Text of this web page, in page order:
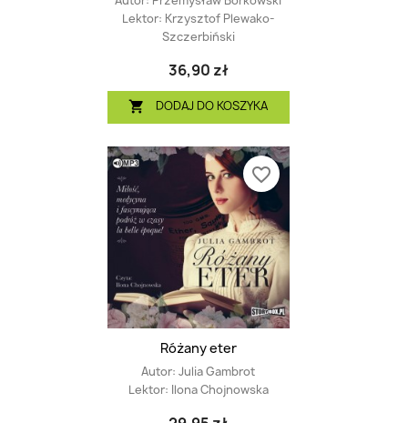
Lektor: Krzysztof Plewako-
Szczerbiński
36,90 zł
 DODAJ DO KOSZYKA
Różany eter
Autor: Julia Gambrot
Lektor: Ilona Chojnowska
favorite_border